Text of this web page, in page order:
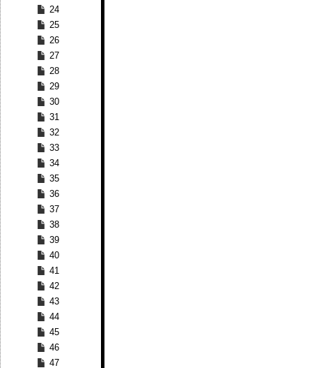
24
25
26
27
28
29
30
31
32
33
34
35
36
37
38
39
40
41
42
43
44
45
46
47